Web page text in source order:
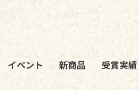
イベント 新商品 受賞実績